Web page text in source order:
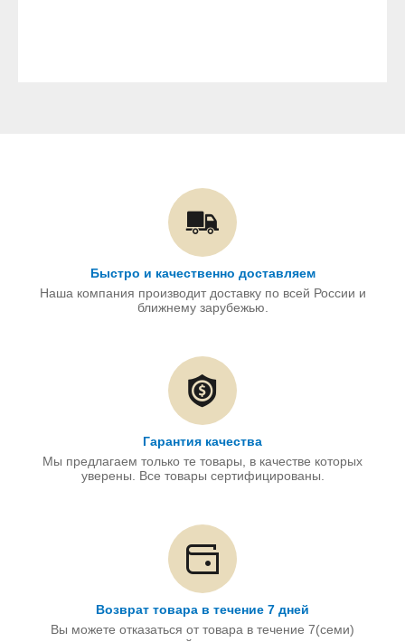
Быстро и качественно доставляем
Наша компания производит доставку по всей России и
ближнему зарубежью.
Гарантия качества
Мы предлагаем только те товары, в качестве которых
уверены. Все товары сертифицированы.
Возврат товара в течение 7 дней
Вы можете отказаться от товара в течение 7(семи)